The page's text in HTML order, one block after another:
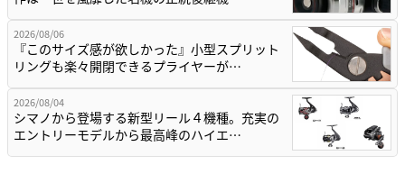
2026/08/06
『このサイズ感が欲しかった』小型スプリット
リングも楽々開閉できるプライヤーが…
2026/08/04
シマノから登場する新型リール４機種。充実の
エントリーモデルから最高峰のハイエ…